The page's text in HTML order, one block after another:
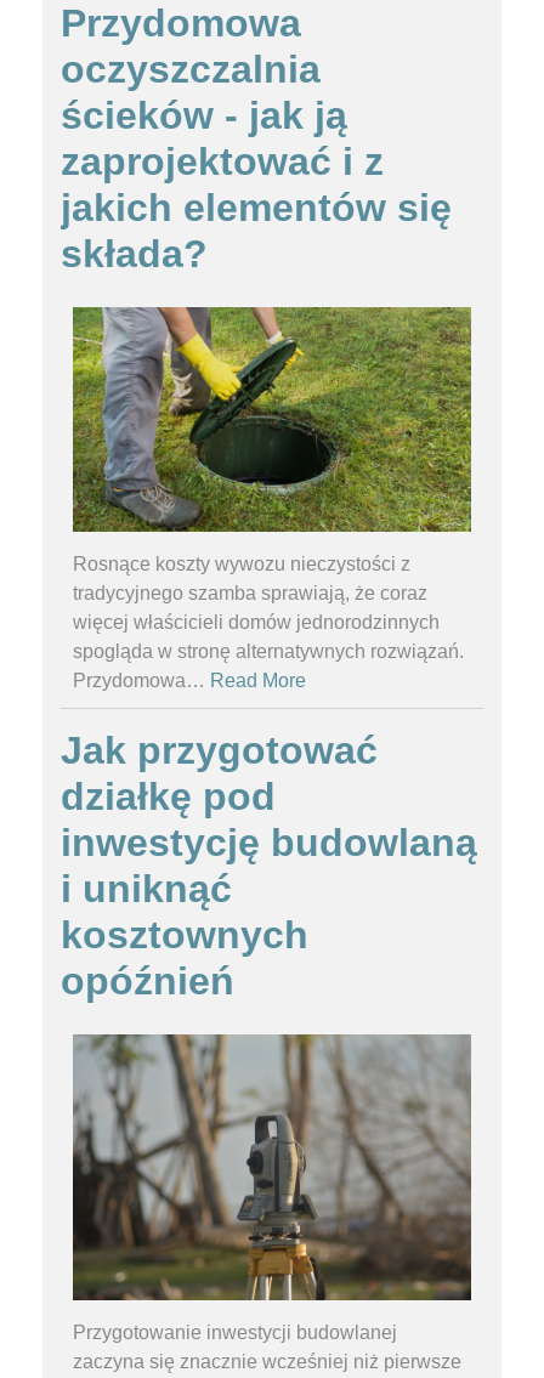
Przydomowa
oczyszczalnia
ścieków - jak ją
zaprojektować i z
jakich elementów się
składa?
Rosnące koszty wywozu nieczystości z
tradycyjnego szamba sprawiają, że coraz
więcej właścicieli domów jednorodzinnych
spogląda w stronę alternatywnych rozwiązań.
Przydomowa… Read More
Jak przygotować
działkę pod
inwestycję budowlaną
i uniknąć
kosztownych
opóźnień
Przygotowanie inwestycji budowlanej
zaczyna się znacznie wcześniej niż pierwsze